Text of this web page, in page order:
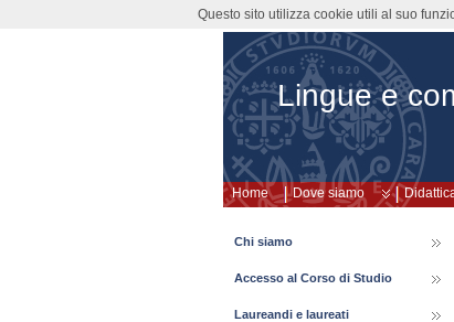
Lingue e
Home Dove siamo
Chi siamo
Accesso al Corso di Studio
Laureandi e laureati
Questo sito utilizza cookie utili al suo